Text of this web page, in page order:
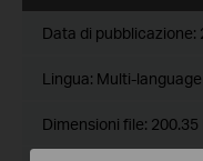
Data di pubblicazione:
Lingua: Multi-language
Dimensioni file: 200.35